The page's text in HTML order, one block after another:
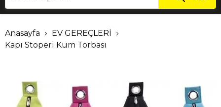
Anasayfa
EV GEREÇLERİ
Kapı Stoperi Kum Torbası